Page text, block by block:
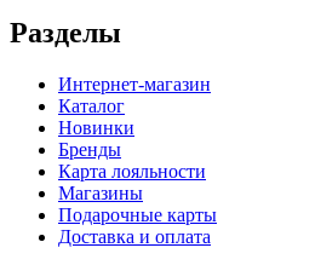
Разделы
Интернет-магазин
Каталог
Новинки
Бренды
Карта лояльности
Магазины
Подарочные карты
Доставка и оплата